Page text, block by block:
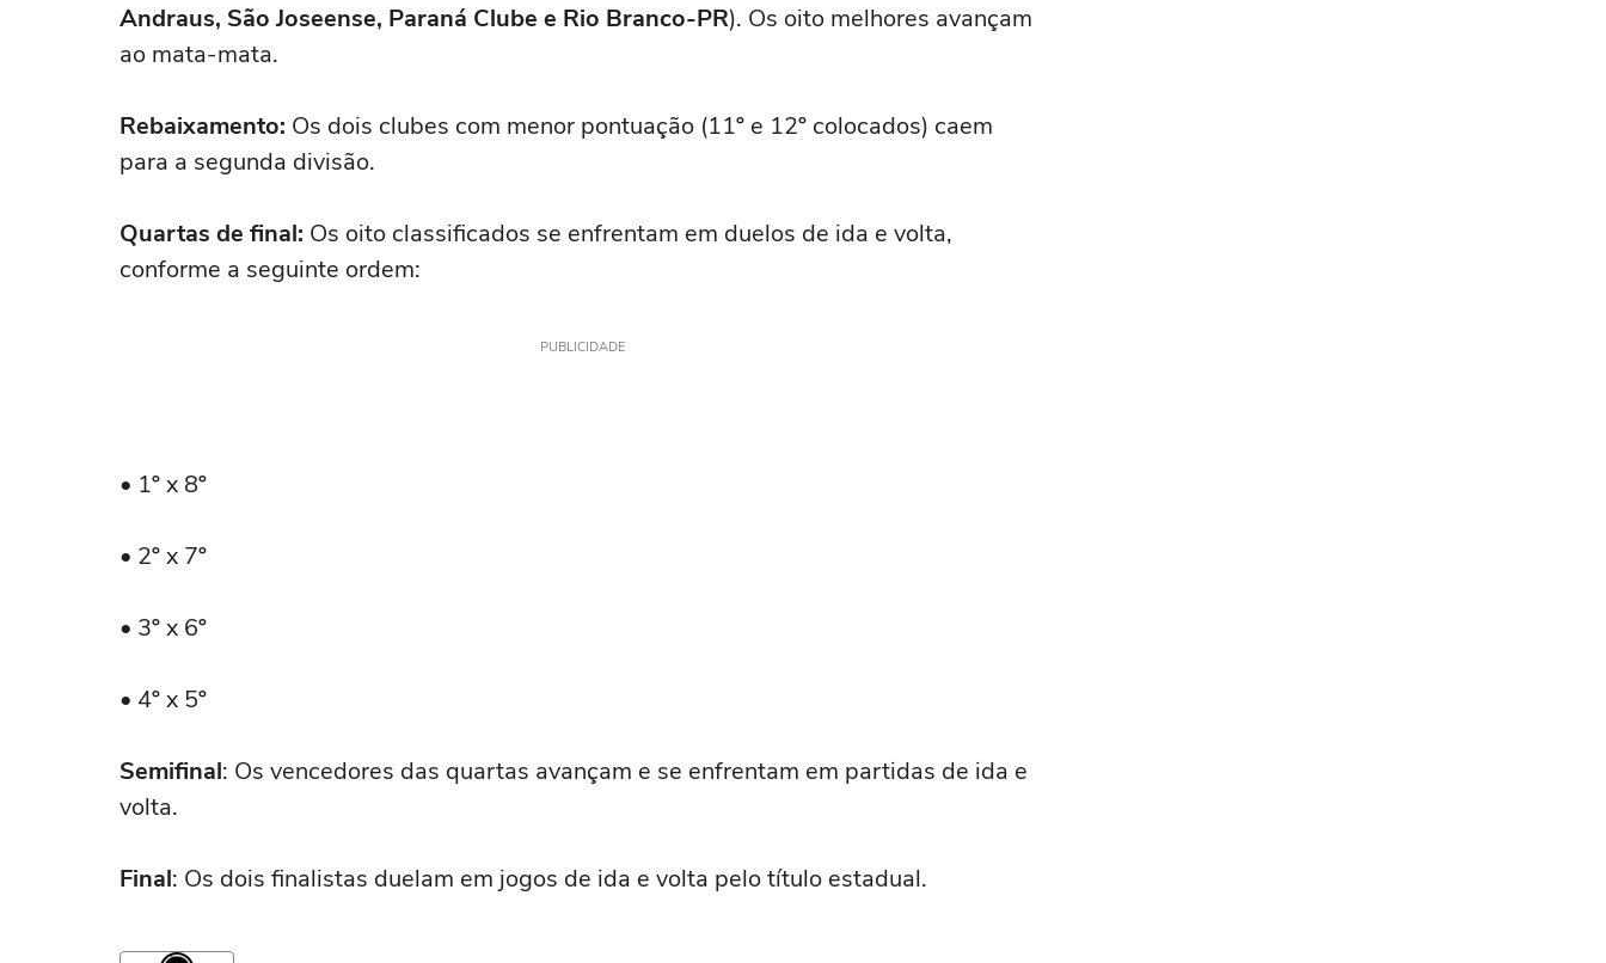
Andraus, São Joseense, Paraná Clube e Rio Branco-PR). Os oito melhores avançam
ao mata-mata.
Rebaixamento: Os dois clubes com menor pontuação (11º e 12º colocados) caem
para a segunda divisão.
Quartas de final: Os oito classificados se enfrentam em duelos de ida e volta,
conforme a seguinte ordem:
PUBLICIDADE
• 1º x 8º
• 2º x 7º
• 3º x 6º
• 4º x 5º
Semifinal: Os vencedores das quartas avançam e se enfrentam em partidas de ida e
volta.
Final: Os dois finalistas duelam em jogos de ida e volta pelo título estadual.